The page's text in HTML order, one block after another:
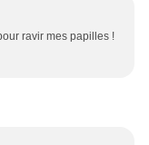
ravir mes papilles !